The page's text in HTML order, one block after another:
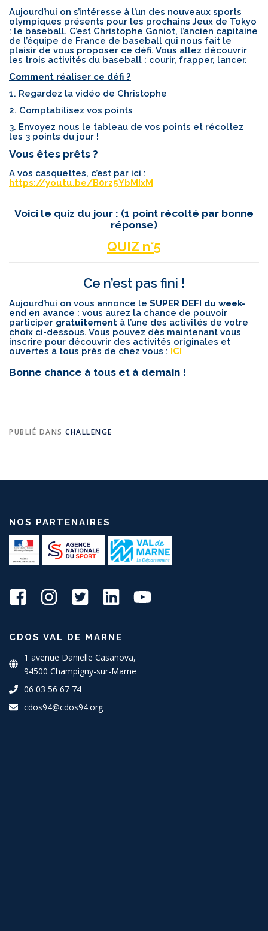
Aujourd’hui on s’intéresse à l’un des nouveaux sports
olympiques présents pour les prochains Jeux de Tokyo
: le baseball. C’est Christophe Goniot, l’ancien capitaine
de l’équipe de France de baseball qui nous fait le
plaisir de vous proposer ce défi. Vous allez découvrir
les trois activités du baseball : courir, frapper, lancer.
Comment réaliser ce défi ?
1. Regardez la vidéo de Christophe
2. Comptabilisez vos points
3. Envoyez nous le tableau de vos points et récoltez
les 3 points du jour !
Vous êtes prêts ?
A vos casquettes, c’est par ici :
https://youtu.be/B0rz5YbMIxM
Voici le quiz du jour : (1 point récolté par bonne
réponse)
QUIZ n°5
Ce n’est pas fini !
Aujourd’hui on vous annonce le SUPER DEFI du week-
end en avance : vous aurez la chance de pouvoir
participer gratuitement à l’une des activités de votre
choix ci-dessous. Vous pouvez dès maintenant vous
inscrire pour découvrir des activités originales et
ouvertes à tous près de chez vous : ICI
Bonne chance à tous et à demain !
PUBLIÉ DANS CHALLENGE
NOS PARTENAIRES
CDOS VAL DE MARNE
1 avenue Danielle Casanova,
94500 Champigny-sur-Marne
06 03 56 67 74
cdos94@cdos94.org